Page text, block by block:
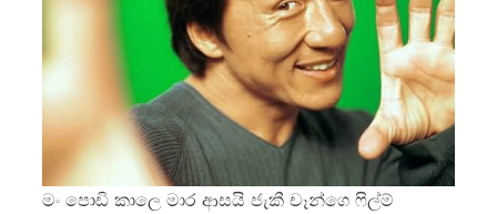
මං පොඩි කාලෙ මාර ආසයි ජැකී චෑන්ගෙ ෆිල්ම්